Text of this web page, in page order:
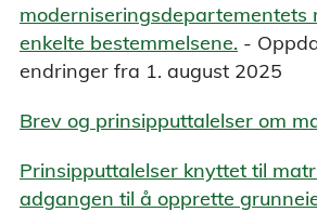
moderniseringsdepartementets
enkelte bestemmelsene. -
endringer fra 1. august 2025
Brev og prinsipputtalelser om
Prinsipputtalelser knyttet til
adgangen til å opprette